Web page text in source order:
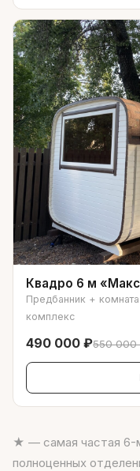
Квадро 6 м
Предбанник +
комплекс
490 000 ₽550 000
★ — самая частая 6-
полноценных